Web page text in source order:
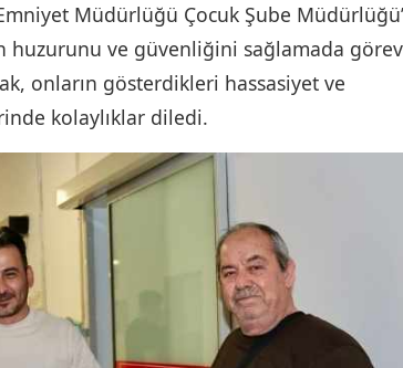
Müdürlüğü Çocuk Şube
huzurunu ve güvenliğini sağlamada görev
onların gösterdikleri hassasiyet ve
kolaylıklar diledi.